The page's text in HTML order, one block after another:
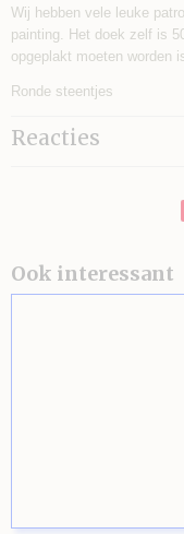
Wij hebben vele leuke
painting. Het doek zelf is
opgeplakt moeten worden
Ronde steentjes
Reacties
Ook interessant